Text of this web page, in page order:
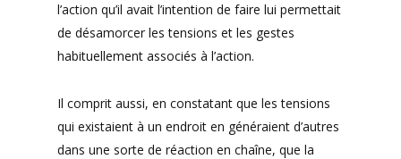
l’action qu’il avait l’intention de faire lui permettait
de désamorcer les tensions et les gestes
habituellement associés à l’action.
Il comprit aussi, en constatant que les tensions
qui existaient à un endroit en généraient d’autres
dans une sorte de réaction en chaîne, que la